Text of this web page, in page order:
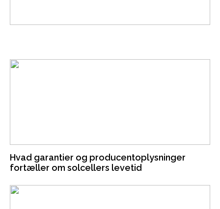
Hvad garantier og producentoplysninger
fortæller om solcellers levetid